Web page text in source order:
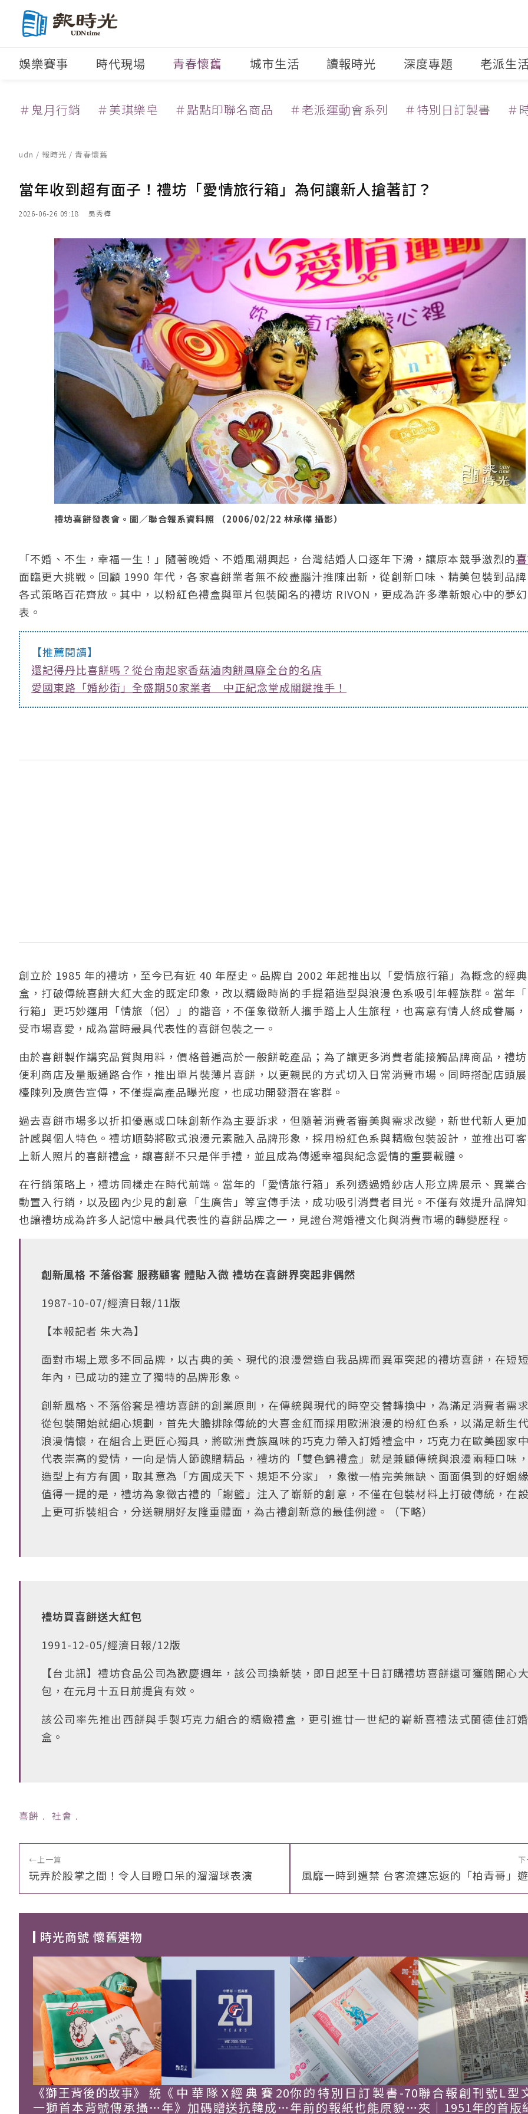
娛樂賽事 時代現場 青春懷舊 城市生活 讀報時光 深度專題 老派生
＃鬼月行銷 ＃美琪樂皂 ＃點點印聯名商品 ＃老派運動會系列 ＃特別日訂製書 ＃
udn / 報時光 / 青春懷舊
當年收到超有面子！禮坊「愛情旅行箱」為何讓新人搶著訂？
2026-06-26 09:18 吳秀樺
禮坊喜餅發表會。圖／聯合報系資料照 （2006/02/22 林承樺 攝影）
「不婚、不生，幸福一生！」隨著晚婚、不婚風潮興起，台灣結婚人口逐年下滑，讓原本競爭激烈的
面臨更大挑戰。回顧 1990 年代，各家喜餅業者無不絞盡腦汁推陳出新，從創新口味、精美包裝到品牌
各式策略百花齊放。其中，以粉紅色禮盒與單片包裝聞名的禮坊 RIVON，更成為許多準新娘心中的夢
表。
【推薦閱讀】
還記得丹比喜餅嗎？從台南起家香菇滷肉餅風靡全台的名店
愛國東路「婚紗街」全盛期50家業者 中正紀念堂成關鍵推手！
創立於 1985 年的禮坊，至今已有近 40 年歷史。品牌自 2002 年起推出以「愛情旅行箱」為概念的經
盒，打破傳統喜餅大紅大金的既定印象，改以精緻時尚的手提箱造型與浪漫色系吸引年輕族群。當年
行箱」更巧妙運用「情旅（侶）」的諧音，不僅象徵新人攜手踏上人生旅程，也寓意有情人終成眷屬
受市場喜愛，成為當時最具代表性的喜餅包裝之一。
由於喜餅製作講究品質與用料，價格普遍高於一般餅乾產品；為了讓更多消費者能接觸品牌商品，禮
便利商店及量販通路合作，推出單片裝薄片喜餅，以更親民的方式切入日常消費市場。同時搭配店頭
檯陳列及廣告宣傳，不僅提高產品曝光度，也成功開發潛在客群。
過去喜餅市場多以折扣優惠或口味創新作為主要訴求，但隨著消費者審美與需求改變，新世代新人更
計感與個人特色。禮坊順勢將歐式浪漫元素融入品牌形象，採用粉紅色系與精緻包裝設計，並推出可
上新人照片的喜餅禮盒，讓喜餅不只是伴手禮，並且成為傳遞幸福與紀念愛情的重要載體。
在行銷策略上，禮坊同樣走在時代前端。當年的「愛情旅行箱」系列透過婚紗店人形立牌展示、異業
動置入行銷，以及國內少見的創意「生廣告」等宣傳手法，成功吸引消費者目光。不僅有效提升品牌知
也讓禮坊成為許多人記憶中最具代表性的喜餅品牌之一，見證台灣婚禮文化與消費市場的轉變歷程。
創新風格 不落俗套 服務顧客 體貼入微 禮坊在喜餅界突起非偶然
1987-10-07/經濟日報/11版
【本報記者 朱大為】
面對市場上眾多不同品牌，以古典的美、現代的浪漫營造自我品牌而異軍突起的禮坊喜餅，在短
年內，已成功的建立了獨特的品牌形象。
創新風格、不落俗套是禮坊喜餅的創業原則，在傳統與現代的時空交替轉換中，為滿足消費者需求
從包裝開始就細心規劃，首先大膽排除傳統的大喜金紅而採用歐洲浪漫的粉紅色系，以滿足新生
浪漫情懷，在組合上更匠心獨具，將歐洲貴族風味的巧克力帶入訂婚禮盒中，巧克力在歐美國家
代表崇高的愛情，一向是情人節餽贈精品，禮坊的「雙色錦禮盒」就是兼顧傳統與浪漫兩種口味
造型上有方有圓，取其意為「方圓成天下、規矩不分家」，象徵一樁完美無缺、面面俱到的好姻緣
值得一提的是，禮坊為象徵古禮的「謝籃」注入了嶄新的創意，不僅在包裝材料上打破傳統，在
上更可拆裝組合，分送親朋好友隆重體面，為古禮創新意的最佳例證。（下略）
禮坊買喜餅送大紅包
1991-12-05/經濟日報/12版
【台北訊】禮坊食品公司為歡慶週年，該公司換新裝，即日起至十日訂購禮坊喜餅還可獲贈開心
包，在元月十五日前提貨有效。
該公司率先推出西餅與手製巧克力組合的精緻禮盒，更引進廿一世紀的嶄新喜禮法式蘭德佳訂
盒。
喜餅 ﹒ 社會 ﹒
←上一篇
玩弄於股掌之間！令人目瞪口呆的溜溜球表演 風靡一時到遭禁 台客流連忘返的「柏青哥」
時光商號 懷舊選物
《獅王背後的故事》 統
一獅首本背號傳承攝影
《中華隊X經典賽20
年》加碼贈送抗韓成功
你的特別日訂製書-70
年前的報紙也能原貌重
聯合報創刊號L型
夾｜1951年的首版